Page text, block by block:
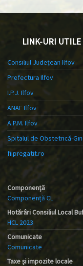
LINK-URI UTILE
Consiliul Județean Ilfov
Prefectura Ilfov
I.P.J. Ilfov
ANAF Ilfov
A.P.M. Ilfov
Spitalul de Obstetrică-
fiipregatit.ro
Componență
Componență CL
Hotărâri Consiliul Local
HCL 2023
Comunicate
Comunicate
Taxe și impozite locale